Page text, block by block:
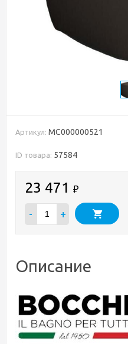
Артикул: MC000000521
ID товара: 57584
23 471 ₽
- +
Описание